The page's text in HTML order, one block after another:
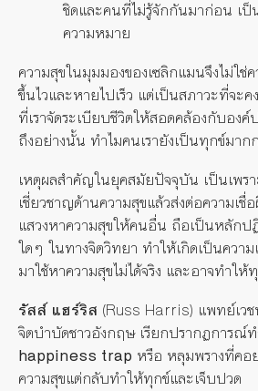
ชิดและคนที่ไม่รู้จักกันมาก่อน เป็
ความหมาย
ความสุขในมุมมองของเซลิกแมนจึงไม่ใช่
ขึ้นไวและหายไปเร็ว แต่เป็นสภาวะที่จะค
ที่เราจัดระเบียบชีวิตให้สอดคล้องกับอง
ถึงอย่างนั้น ทำไมคนเรายังเป็นทุกข์มาก
เหตุผลสำคัญในยุคสมัยปัจจุบัน เป็นเพร
เชี่ยวชาญด้านความสุขแล้วส่งต่อความเ
แสวงหาความสุขให้คนอื่น ถือเป็นหลักป
ใดๆ ในทางจิตวิทยา ทำให้เกิดเป็นความ
มาใช้หาความสุขไม่ได้จริง และอาจทำให้
รัสส์ แฮร์ริส (Russ Harris) แพทย์เว
จิตบำบัดชาวอังกฤษ เรียกปรากฏการณ์
happiness trap หรือ หลุมพรางที่ค
ความสุขแต่กลับทำให้ทุกข์และเจ็บปวด